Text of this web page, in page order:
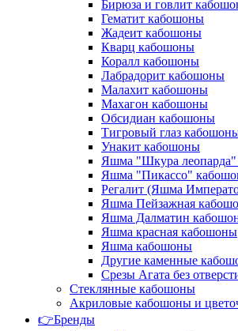
Бирюза и говлит
Гематит кабошоны
Жадеит кабошоны
Кварц кабошоны
Коралл кабошоны
Лабрадорит кабошоны
Малахит кабошоны
Махагон кабошоны
Обсидиан кабошоны
Тигровый глаз
Унакит кабошоны
Яшма "Шкура
Яшма "Пикассо"
Регалит (Яшма
Яшма Пейзажная
Яшма Далматин
Яшма красная кабошоны
Яшма кабошоны
Другие каменные
Срезы Агата без
Стеклянные кабошоны
Акриловые кабошоны и
👉Бренды